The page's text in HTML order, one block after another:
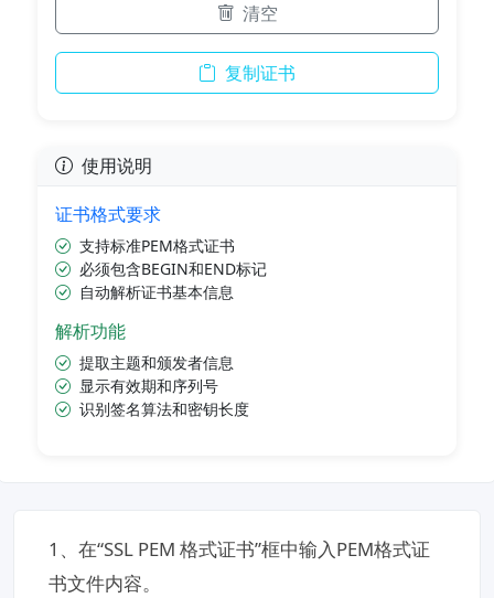
清空
复制证书
使用说明
证书格式要求
支持标准PEM格式证书
必须包含BEGIN和END标记
自动解析证书基本信息
解析功能
提取主题和颁发者信息
显示有效期和序列号
识别签名算法和密钥长度
1、在“SSL PEM 格式证书”框中输入PEM格式证
书文件内容。